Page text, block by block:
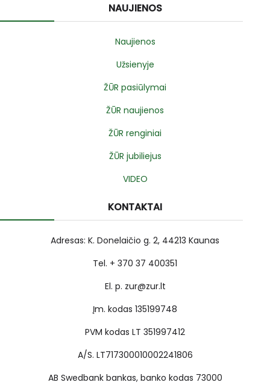
NAUJIENOS
Naujienos
Užsienyje
ŽŪR pasiūlymai
ŽŪR naujienos
ŽŪR renginiai
ŽŪR jubiliejus
VIDEO
KONTAKTAI
Adresas: K. Donelaičio g. 2, 44213 Kaunas
Tel. + 370 37 400351
El. p. zur@zur.lt
Įm. kodas 135199748
PVM kodas LT 351997412
A/S. LT717300010002241806
AB Swedbank bankas, banko kodas 73000